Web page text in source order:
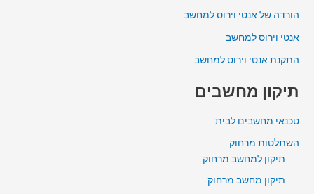
הורדה של אנטי וירוס למחשב
אנטי וירוס למחשב
התקנת אנטי וירוס למחשב
תיקון מחשבים
טכנאי מחשבים לבית
השתלטות מרחוק
תיקון למחשב מרחוק
תיקון מחשב מרחוק